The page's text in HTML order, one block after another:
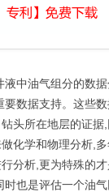
液中油气组分的数
数据支持。这些
头所在地层的证
化学和物理分析,
分析,更为特殊的
也是评估一个油